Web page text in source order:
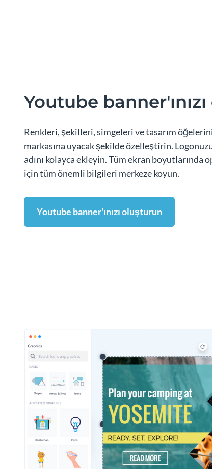
Youtube
Renkleri, şekilleri, simgeleri ve tasarım öğelerini
markasına uyacak şekilde özelleştirin. Logonuzu
adını kolayca ekleyin. Tüm ekran
için tüm önemli bilgileri merkeze koyun.
Youtube banner'ınızı oluşturun